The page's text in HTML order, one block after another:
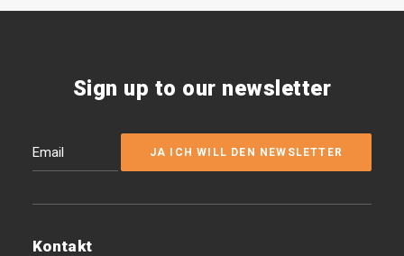
Sign up to our newsletter
Kontakt